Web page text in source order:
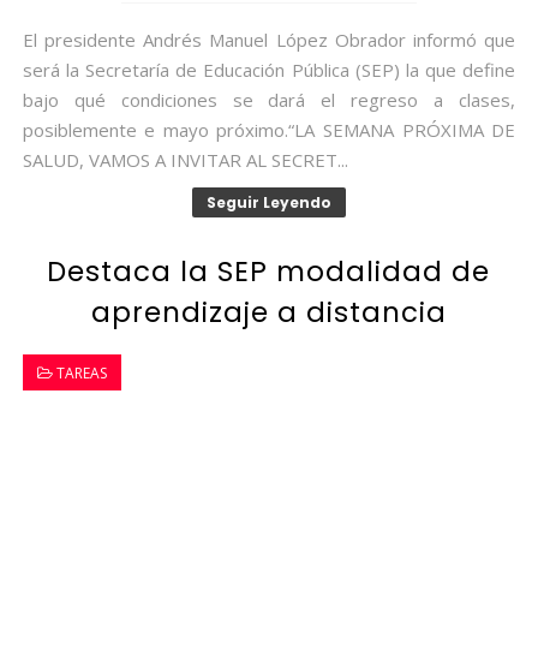
El presidente Andrés Manuel López Obrador informó que
será la Secretaría de Educación Pública (SEP) la que define
bajo qué condiciones se dará el regreso a clases,
posiblemente e mayo próximo.“LA SEMANA PRÓXIMA DE
SALUD, VAMOS A INVITAR AL SECRET...
Seguir Leyendo
Destaca la SEP modalidad de
aprendizaje a distancia
TAREAS